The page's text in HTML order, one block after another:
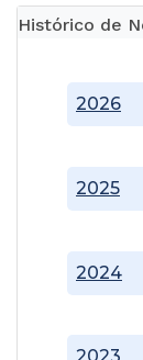
Histórico de
2024
2025
2026